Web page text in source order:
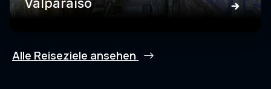
Alle Reiseziele ansehen